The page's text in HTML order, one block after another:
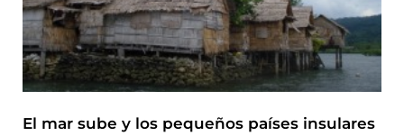
El mar sube y los pequeños países insulares